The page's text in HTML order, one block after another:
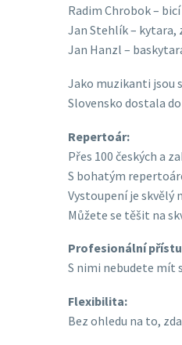
Radim Chrobok – bicí
Jan Stehlík – kytara,
Jan Hanzl –
Jako muzikanti jsou
Slovensko dostala do
Repertoár:
Přes 100 českých a
S bohatým
Vystoupení je skvělý
Můžete se těšit na
Profesionální
S nimi nebudete mít
Flexibilita:
Bez ohledu na to,